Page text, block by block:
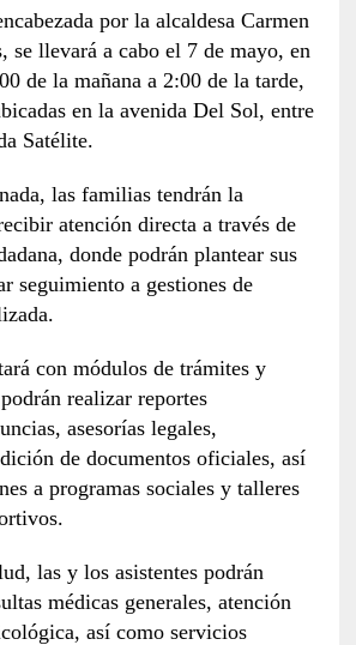
por la alcaldesa Carmen
se llevará a cabo el 7 de mayo, en
de la mañana a 2:00 de la tarde,
en la avenida Del Sol, entre
Satélite.
las familias tendrán la
atención directa a través de
donde podrán plantear sus
seguimiento a gestiones de
con módulos de trámites y
realizar reportes
asesorías legales,
de documentos oficiales, así
a programas sociales y talleres
las y los asistentes podrán
médicas generales, atención
así como servicios